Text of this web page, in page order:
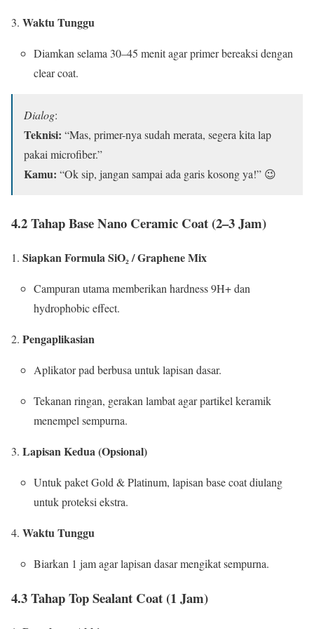
Waktu Tunggu
Diamkan selama 30–45 menit agar primer bereaksi dengan
clear coat.
Dialog:
Teknisi: “Mas, primer-nya sudah merata, segera kita lap
pakai microfiber.”
Kamu: “Ok sip, jangan sampai ada garis kosong ya!” 😉
4.2 Tahap Base Nano Ceramic Coat (2–3 Jam)
Siapkan Formula SiO₂ / Graphene Mix
Campuran utama memberikan hardness 9H+ dan
hydrophobic effect.
Pengaplikasian
Aplikator pad berbusa untuk lapisan dasar.
Tekanan ringan, gerakan lambat agar partikel keramik
menempel sempurna.
Lapisan Kedua (Opsional)
Untuk paket Gold & Platinum, lapisan base coat diulang
untuk proteksi ekstra.
Waktu Tunggu
Biarkan 1 jam agar lapisan dasar mengikat sempurna.
4.3 Tahap Top Sealant Coat (1 Jam)